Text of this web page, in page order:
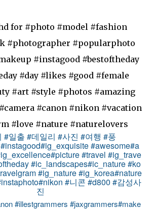
for #photo #model #fashion
#photographer #popularphoto
#instagood #bestoftheday
#day #likes #good #female
#art #style #photos #amazing
#canon #nikon #vacation
#love #nature #naturelovers
#일출 #데일리 #사진 #여행 #풍
#instagood#ig_exquisite#awesome#a
#picture#travel #ig_trave
#ic_landscapes#ic_nature#ko
#ig_nature#ig_korea#nature
#nikon #니콘 #d800 #감성사
진
#illestgrammers #jaxgrammers#make